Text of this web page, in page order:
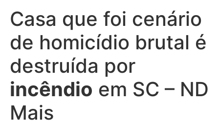
Casa que foi cenário
de homicídio brutal é
destruída por
incêndio em SC – ND
Mais